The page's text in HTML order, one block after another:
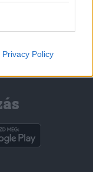
Privacy Policy